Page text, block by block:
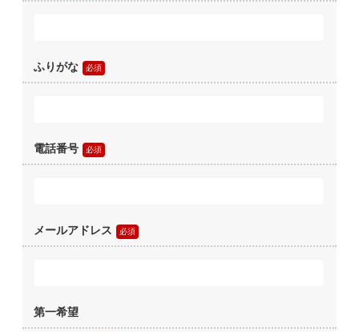
ふりがな
電話番号
メールアドレス
第一希望